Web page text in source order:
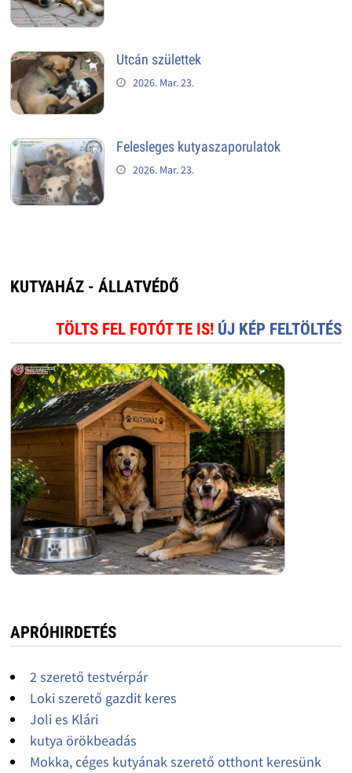
Utcán születtek
2026. Mar. 23.
Felesleges kutyaszaporulatok
2026. Mar. 23.
KUTYAHÁZ - ÁLLATVÉDŐ
TÖLTS FEL FOTÓT TE IS! ÚJ KÉP FELTÖLTÉS
APRÓHIRDETÉS
2 szerető testvérpár
Loki szerető gazdit keres
Joli es Klári
kutya örökbeadás
Mokka, céges kutyának szerető otthont keresünk